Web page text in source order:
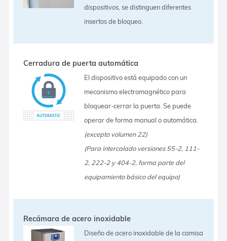
dispositivos, se distinguen diferentes
insertos de bloqueo.
Cerradura de puerta automática
El dispositivo está equipado con un
mecanismo electromagnético para
bloquear-cerrar la puerta. Se puede
operar de forma manual o automática.
(excepto volumen 22)
(Para intercalado versiones 55-2, 111-
2, 222-2 y 404-2, forma parte del
equipamiento básico del equipo)
Recámara de acero inoxidable
Diseño de acero inoxidable de la camisa